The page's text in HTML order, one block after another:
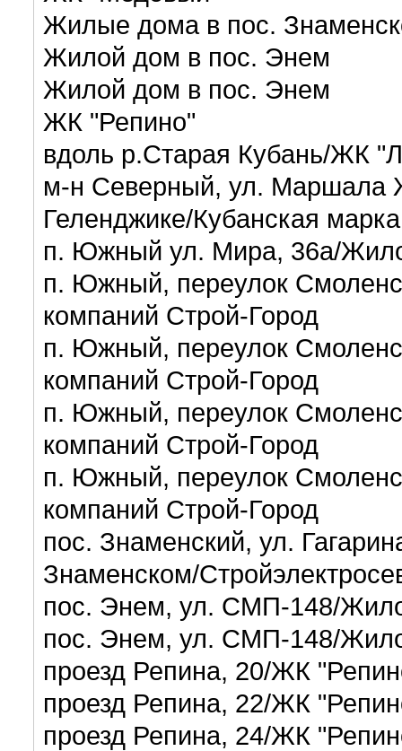
Жилые дома в пос.
Жилой дом в пос. Энем
Жилой дом в пос. Энем
ЖК "Репино"
вдоль р.Старая Кубань/ЖК
м-н Северный, ул. Маршала
Геленджике/Кубанская марка
п. Южный ул. Мира, 36а/
п. Южный, переулок
компаний Строй-Город
п. Южный, переулок
компаний Строй-Город
п. Южный, переулок
компаний Строй-Город
п. Южный, переулок
компаний Строй-Город
пос. Знаменский, ул.
Знаменском/
пос. Энем, ул. СМП-148/
пос. Энем, ул. СМП-148/
проезд Репина, 20/ЖК
проезд Репина, 22/ЖК
проезд Репина, 24/ЖК